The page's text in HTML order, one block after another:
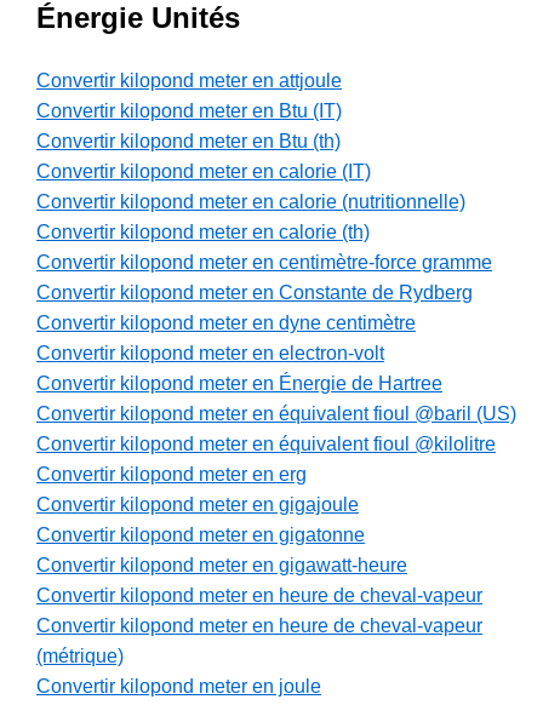
Énergie Unités
Convertir kilopond meter en attjoule
Convertir kilopond meter en Btu (IT)
Convertir kilopond meter en Btu (th)
Convertir kilopond meter en calorie (IT)
Convertir kilopond meter en calorie (nutritionnelle)
Convertir kilopond meter en calorie (th)
Convertir kilopond meter en centimètre-force gramme
Convertir kilopond meter en Constante de Rydberg
Convertir kilopond meter en dyne centimètre
Convertir kilopond meter en electron-volt
Convertir kilopond meter en Énergie de Hartree
Convertir kilopond meter en équivalent fioul @baril (US)
Convertir kilopond meter en équivalent fioul @kilolitre
Convertir kilopond meter en erg
Convertir kilopond meter en gigajoule
Convertir kilopond meter en gigatonne
Convertir kilopond meter en gigawatt-heure
Convertir kilopond meter en heure de cheval-vapeur
Convertir kilopond meter en heure de cheval-vapeur
(métrique)
Convertir kilopond meter en joule